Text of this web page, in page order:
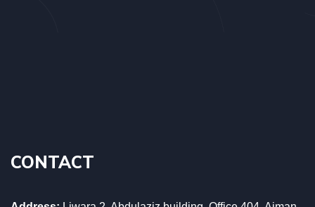
CONTACT